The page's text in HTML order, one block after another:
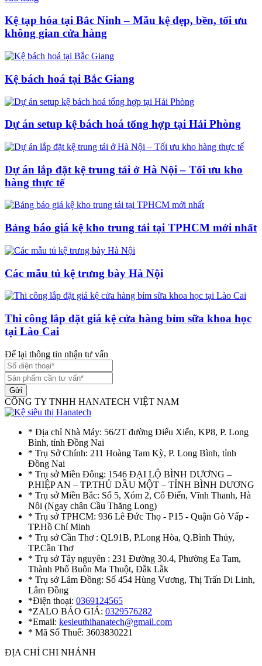
Kệ tạp hóa tại Bắc Ninh – Mẫu kệ đẹp, bền, tối ưu
không gian cửa hàng
Kệ bách hoá tại Bắc Giang
Dự án setup kệ bách hoá tổng hợp tại Hải Phòng
Dự án lắp đặt kệ trung tải ở Hà Nội – Tối ưu kho
hàng thực tế
Bảng báo giá kệ kho trung tải tại TPHCM mới nhất
Các mẫu tủ kệ trưng bày Hà Nội
Thi công lắp đặt giá kệ cửa hàng bỉm sữa khoa học
tại Lào Cai
Để lại thông tin nhận tư vấn
Gửi
CÔNG TY TNHH HANATECH VIỆT NAM
* Địa chỉ Nhà Máy: 56/2T đường Điểu Xiển, KP8, P. Long
Bình, tỉnh Đồng Nai
* Trụ Sở Chính: 211 Hoàng Tam Kỳ, P. Long Bình, tỉnh
Đồng Nai
* Trụ sở Miền Đông: 1546 ĐẠI LỘ BÌNH DƯƠNG –
P.HIỆP AN – TP.THỦ DẦU MỘT – TỈNH BÌNH DƯƠNG
* Trụ sở Miền Bắc: Số 5, Xóm 2, Cổ Điển, Vĩnh Thanh, Hà
Nôi (Ngay chân Cầu Thăng Long)
* Trụ sở TPHCM: 936 Lê Đức Thọ - P15 - Quận Gò Vấp -
TP.Hồ Chí Minh
* Trụ sở Cần Thơ : QL91B, P.Long Hòa, Q.Bình Thủy,
TP.Cần Thơ
* Trụ sở Tây nguyên : 231 Đường 30.4, Phường Ea Tam,
Thành Phố Buôn Ma Thuột, Đắk Lắk
* Trụ sở Lâm Đồng: Số 454 Hùng Vương, Thị Trấn Di Linh,
Lâm Đồng
*Điện thoại: 0369124565
*ZALO BÁO GIÁ: 0329576282
*Email: kesieuthihanatech@gmail.com
* Mã Số Thuế: 3603830221
ĐỊA CHỈ CHI NHÁNH